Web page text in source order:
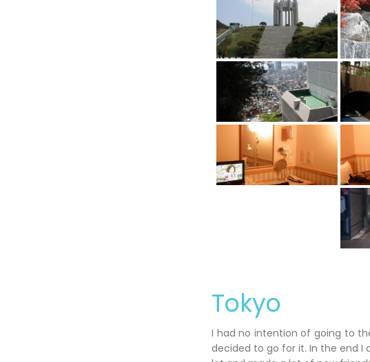
Tokyo
I had no intention of going to
decided to go for it. In the end I